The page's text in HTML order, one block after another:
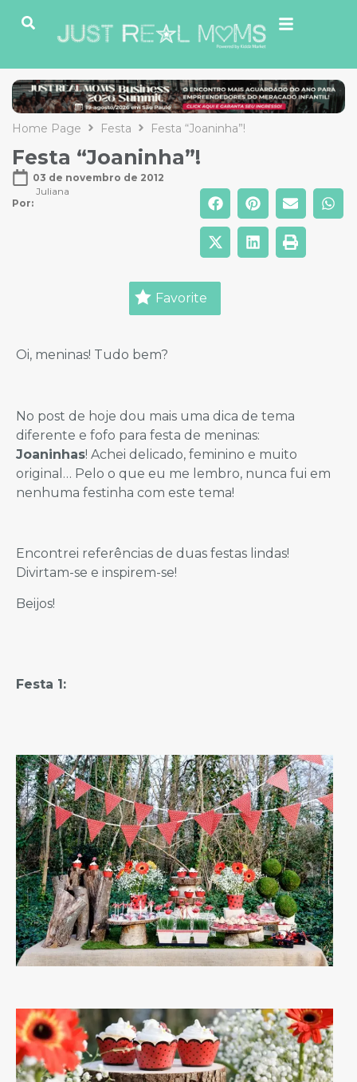
Home Page Festa Festa “Joaninha”!
Festa “Joaninha”!
03 de novembro de 2012
Por:
Juliana
Favorite
Oi, meninas! Tudo bem?
No post de hoje dou mais uma dica de tema
diferente e fofo para festa de meninas:
Joaninhas! Achei delicado, feminino e muito
original… Pelo o que eu me lembro, nunca fui em
nenhuma festinha com este tema!
Encontrei referências de duas festas lindas!
Divirtam-se e inspirem-se!
Beijos!
Festa 1: